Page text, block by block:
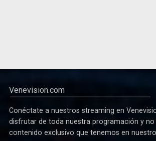
Venevision.com
Conéctate a nuestros streaming en
disfrutar de toda nuestra programación y no
contenido exclusivo que tenemos en